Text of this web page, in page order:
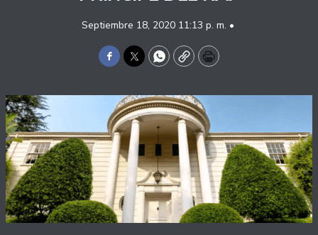
Septiembre 18, 2020 11:13 p. m. •
Facebook
TwitterWhatsApp
CopyPrint